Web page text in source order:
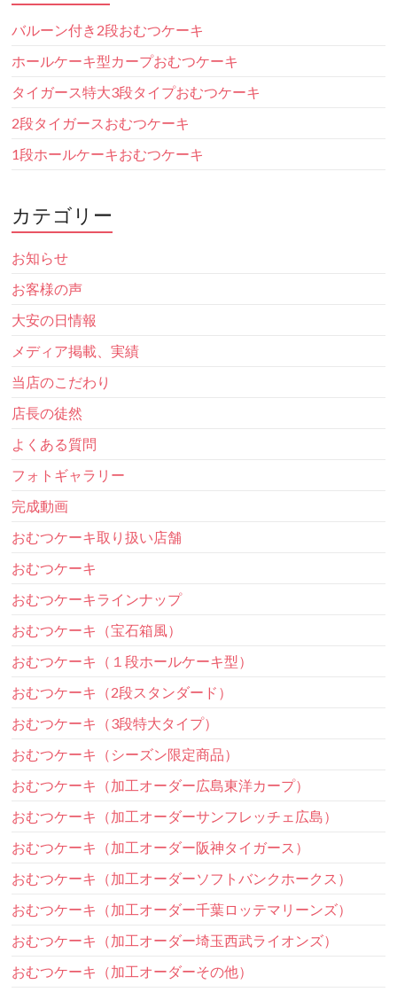
バルーン付き2段おむつケーキ
ホールケーキ型カープおむつケーキ
タイガース特大3段タイプおむつケーキ
2段タイガースおむつケーキ
1段ホールケーキおむつケーキ
カテゴリー
お知らせ
お客様の声
大安の日情報
メディア掲載、実績
当店のこだわり
店長の徒然
よくある質問
フォトギャラリー
完成動画
おむつケーキ取り扱い店舗
おむつケーキ
おむつケーキラインナップ
おむつケーキ（宝石箱風）
おむつケーキ（１段ホールケーキ型）
おむつケーキ（2段スタンダード）
おむつケーキ（3段特大タイプ）
おむつケーキ（シーズン限定商品）
おむつケーキ（加工オーダー広島東洋カープ）
おむつケーキ（加工オーダーサンフレッチェ広島）
おむつケーキ（加工オーダー阪神タイガース）
おむつケーキ（加工オーダーソフトバンクホークス）
おむつケーキ（加工オーダー千葉ロッテマリーンズ）
おむつケーキ（加工オーダー埼玉西武ライオンズ）
おむつケーキ（加工オーダーその他）